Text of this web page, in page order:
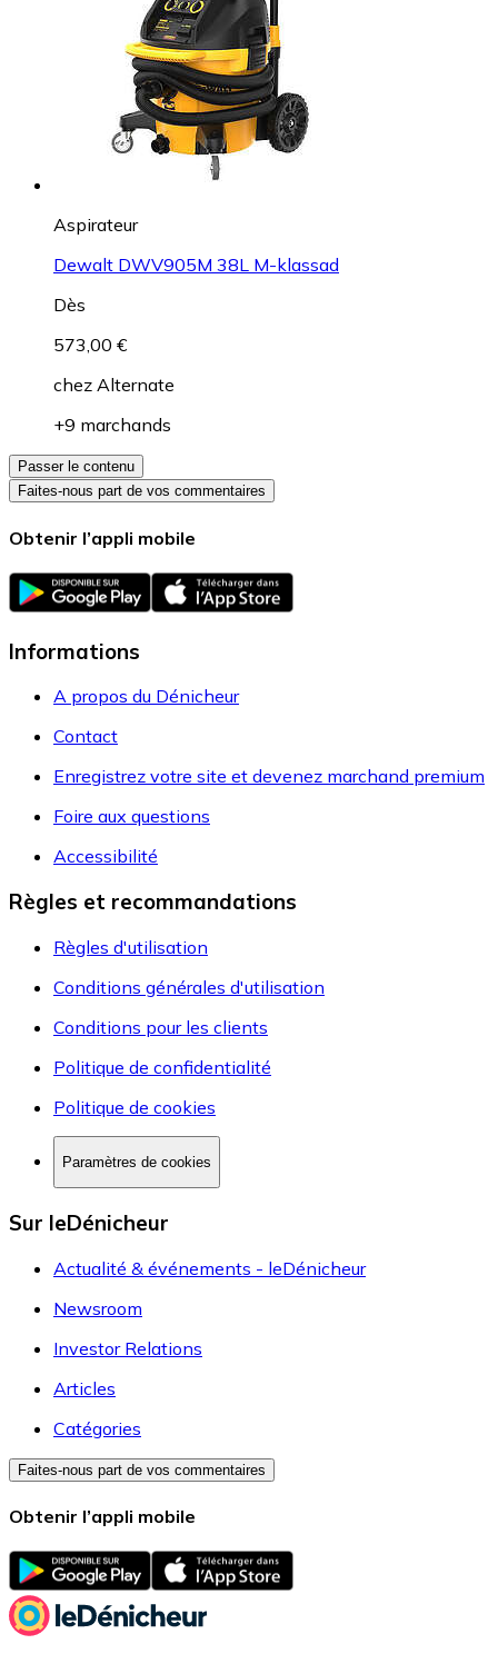
Aspirateur
Dewalt DWV905M 38L M-klassad
Dès
573,00 €
chez Alternate
+9 marchands
Passer le contenu
Faites-nous part de vos commentaires
Obtenir l’appli mobile
Informations
A propos du Dénicheur
Contact
Enregistrez votre site et devenez marchand premium
Foire aux questions
Accessibilité
Règles et recommandations
Règles d'utilisation
Conditions générales d'utilisation
Conditions pour les clients
Politique de confidentialité
Politique de cookies
Paramètres de cookies
Sur leDénicheur
Actualité & événements - leDénicheur
Newsroom
Investor Relations
Articles
Catégories
Faites-nous part de vos commentaires
Obtenir l’appli mobile